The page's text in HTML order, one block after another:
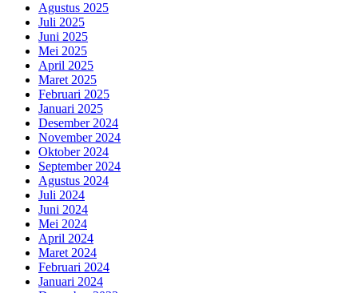
Agustus 2025
Juli 2025
Juni 2025
Mei 2025
April 2025
Maret 2025
Februari 2025
Januari 2025
Desember 2024
November 2024
Oktober 2024
September 2024
Agustus 2024
Juli 2024
Juni 2024
Mei 2024
April 2024
Maret 2024
Februari 2024
Januari 2024